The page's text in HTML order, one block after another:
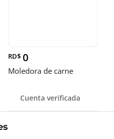
RD$ 0
Moledora de carne
Cuenta verificada